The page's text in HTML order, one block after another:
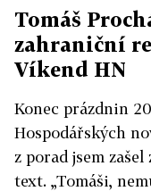
Tomáš
zahraniční
Víkend HN
Konec prázdnin
Hospodářských
z porad jsem
text. „Tomáši,